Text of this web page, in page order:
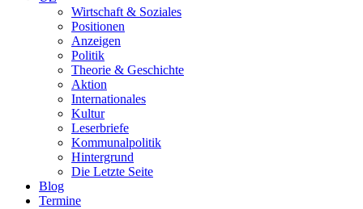
Wirtschaft & Soziales
Positionen
Anzeigen
Politik
Theorie & Geschichte
Aktion
Internationales
Kultur
Leserbriefe
Kommunalpolitik
Hintergrund
Die Letzte Seite
Blog
Termine